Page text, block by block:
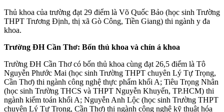
Thủ khoa của trường đạt 29 điểm là Võ Quốc Bảo (học sinh Trường
THPT Trương Định, thị xã Gò Công, Tiền Giang) thi ngành y đa
khoa.
Trường ĐH Cần Thơ: Bốn thủ khoa và chín á khoa
Trường ĐH Cần Thơ có bốn thủ khoa cùng đạt 26,5 điểm là Tô
Nguyễn Phước Mai (học sinh Trường THPT chuyên Lý Tự Trọng,
Cần Thơ) thi ngành công nghệ thực phẩm khối A; Tiêu Trọng Nhân
(học sinh Trường THCS và THPT Nguyễn Khuyến, TP.HCM) thi
ngành kiểm toán khối A; Nguyễn Anh Lộc (học sinh Trường THPT
chuyên Lý Tự Trọng, Cần Thơ) thi ngành công nghệ kỹ thuật hóa